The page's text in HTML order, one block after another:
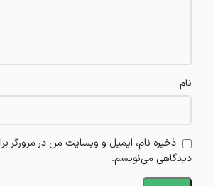
نام
ذخیره نام، ایمیل و وبسایت من در مرورگر
دیدگاهی می‌نویسم.